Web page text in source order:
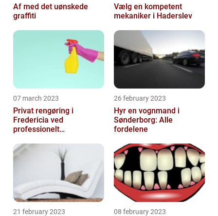
Af med det uønskede
graffiti
Vælg en kompetent
mekaniker i Haderslev
07 march 2023
Privat rengøring i
Fredericia ved
professionelt
26 february 2023
Hyr en vognmand i
Sønderborg: Alle
fordelene
21 february 2023 08 february 2023